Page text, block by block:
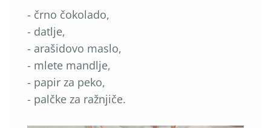
- črno čokolado,
- datlje,
- arašidovo maslo,
- mlete mandlje,
- papir za peko,
- palčke za ražnjiče.